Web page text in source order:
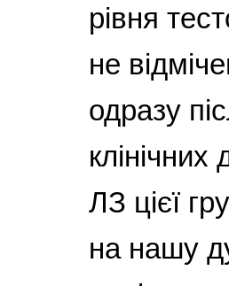
рівня
не
одразу
ЛЗ цієї
на нашу